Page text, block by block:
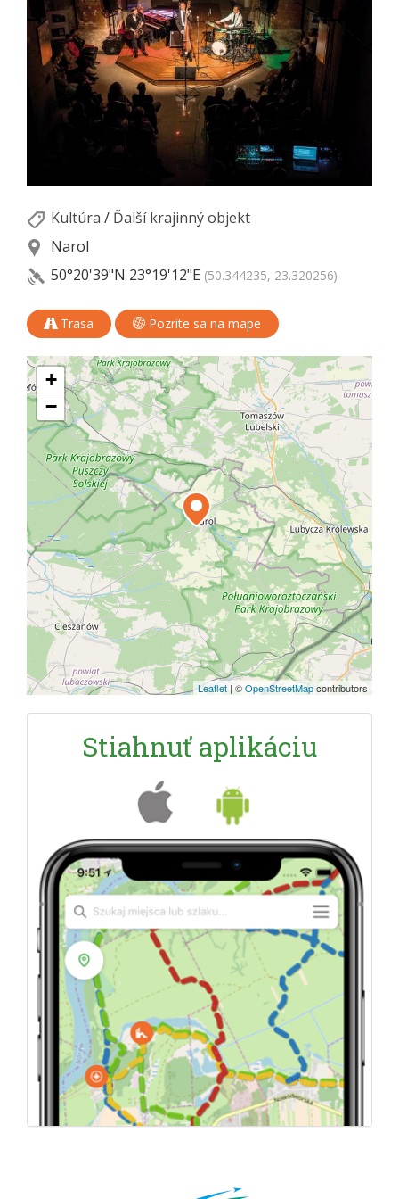
Kultúra / Ďalší krajinný objekt
Narol
50°20'39"N 23°19'12"E (50.344235, 23.320256)
Trasa Pozrite sa na mape
+
−
Leaflet | ©OpenStreetMapcontributors
Stiahnuť aplikáciu